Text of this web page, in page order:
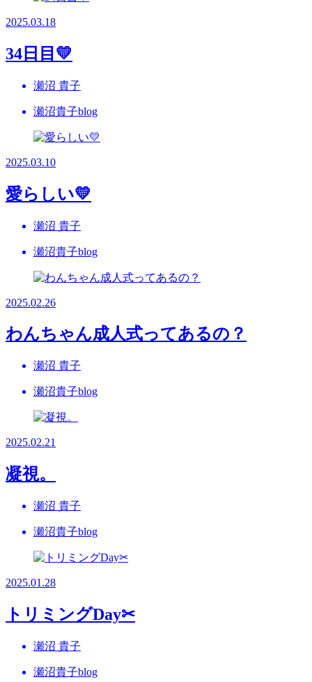
2025.03.18
34日目💛
瀬沼 貴子
瀬沼貴子blog
2025.03.10
愛らしい💛
瀬沼 貴子
瀬沼貴子blog
2025.02.26
わんちゃん成人式ってあるの？
瀬沼 貴子
瀬沼貴子blog
2025.02.21
凝視。
瀬沼 貴子
瀬沼貴子blog
2025.01.28
トリミングDay✂
瀬沼 貴子
瀬沼貴子blog